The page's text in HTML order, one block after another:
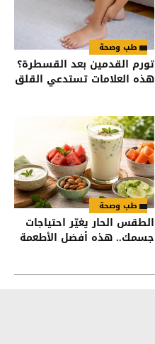
طب وصحة
تورم القدمين بعد القسطرة؟
هذه العلامات تستدعي القلق
طب وصحة
الطقس الحار يغيّر احتياجات
جسمك.. هذه أفضل الأطعمة